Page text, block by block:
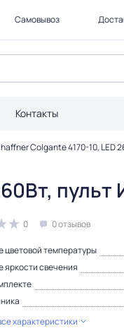
Самовывоз
Контакты
Colgante 4170-10, LED
пульт
0 0 отзывов
цветовой температуры
яркости свечения
характеристики